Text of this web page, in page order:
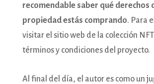
recomendable saber qué derechos
propiedad estás comprando. Para
visitar el sitio web de la colección
términos y condiciones del proyecto.
Al final del día, el autor es como un